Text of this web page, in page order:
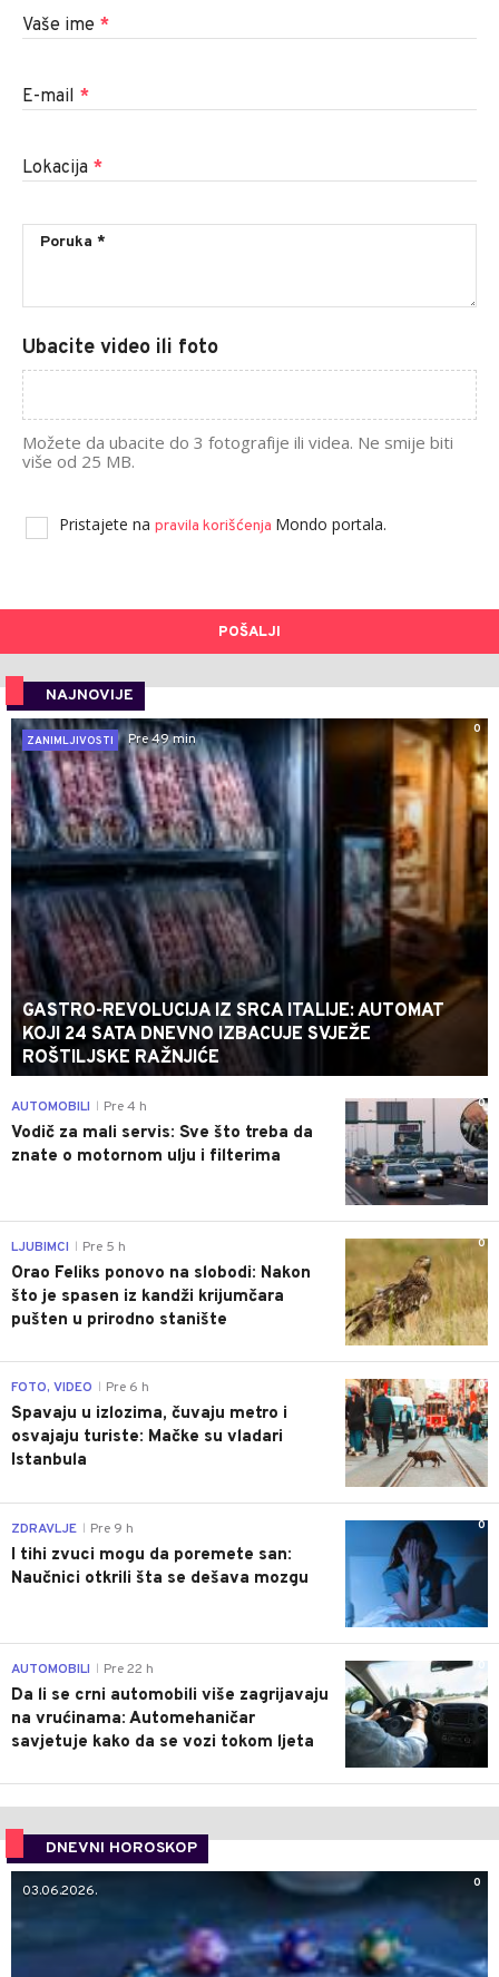
Vaše ime *
E-mail *
Lokacija *
Ubacite video ili foto
Možete da ubacite do 3 fotografije ili videa. Ne smije biti
više od 25 MB.
Pristajete na pravila korišćenja Mondo portala.
POŠALJI
NAJNOVIJE
0
ZANIMLJIVOSTI
Pre 49 min
GASTRO-REVOLUCIJA IZ SRCA ITALIJE: AUTOMAT
KOJI 24 SATA DNEVNO IZBACUJE SVJEŽE
ROŠTILJSKE RAŽNJIĆE
0
AUTOMOBILI Pre 4 h
Vodič za mali servis: Sve što treba da
znate o motornom ulju i filterima
0
LJUBIMCI Pre 5 h
Orao Feliks ponovo na slobodi: Nakon
što je spasen iz kandži krijumčara
pušten u prirodno stanište
0
FOTO, VIDEO Pre 6 h
Spavaju u izlozima, čuvaju metro i
osvajaju turiste: Mačke su vladari
Istanbula
0
ZDRAVLJE Pre 9 h
I tihi zvuci mogu da poremete san:
Naučnici otkrili šta se dešava mozgu
AUTOMOBILI Pre 22 h
Da li se crni automobili više zagrijavaju
na vrućinama: Automehaničar
savjetuje kako da se vozi tokom ljeta
DNEVNI HOROSKOP
0
03.06.2026.